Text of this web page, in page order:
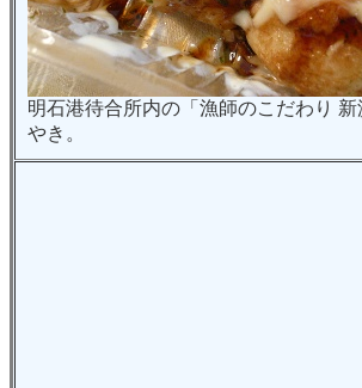
明石港待合所内の「漁師のこだわり
やき。